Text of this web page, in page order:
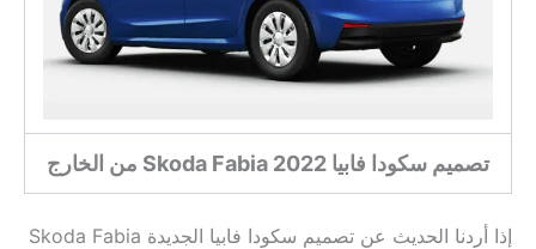
تصميم سكودا فابيا Skoda Fabia 2022 من الخارج
إذا أردنا الحديث عن
تصميم سكودا فابيا الجديدة Skoda Fabia